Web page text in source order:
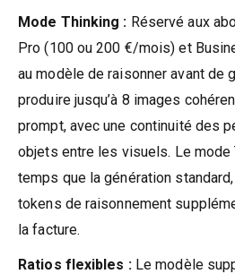
Mode Thinking : Réservé aux
Pro (100 ou 200 €/mois) et
au modèle de raisonner avant de
produire jusqu’à 8 images
prompt, avec une continuité des
objets entre les visuels. Le mode
temps que la génération
tokens de raisonnement
la facture.
Ratios flexibles :Le modèle